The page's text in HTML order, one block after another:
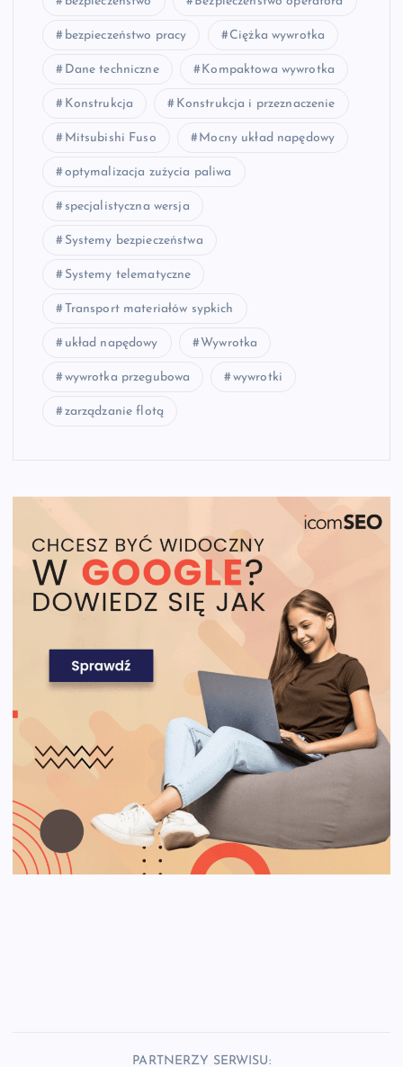
bezpieczeństwo pracy Ciężka wywrotka
Dane techniczne Kompaktowa wywrotka
Konstrukcja Konstrukcja i przeznaczenie
Mitsubishi Fuso Mocny układ napędowy
optymalizacja zużycia paliwa
specjalistyczna wersja
Systemy bezpieczeństwa
Systemy telematyczne
Transport materiałów sypkich
układ napędowy Wywrotka
wywrotka przegubowa wywrotki
zarządzanie flotą
PARTNERZY SERWISU: